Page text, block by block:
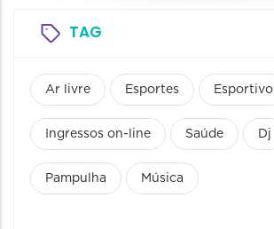
TAG
Ar livre Esportes Esportivo
Ingressos on-line Saúde Dj
Pampulha Música